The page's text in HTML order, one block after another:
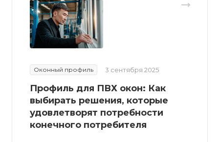
Оконный профиль 3 сентября 2025
Профиль для ПВХ окон: Как
выбирать решения, которые
удовлетворят потребности
конечного потребителя